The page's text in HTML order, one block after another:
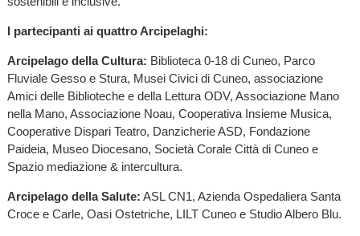
I partecipanti ai quattro Arcipelaghi:
Arcipelago della Cultura: Biblioteca 0-18 di Cuneo, Parco
Fluviale Gesso e Stura, Musei Civici di Cuneo, associazione
Amici delle Biblioteche e della Lettura ODV, Associazione Mano
nella Mano, Associazione Noau, Cooperativa Insieme Musica,
Cooperative Dispari Teatro, Danzicherie ASD, Fondazione
Paideia, Museo Diocesano, Società Corale Città di Cuneo e
Spazio mediazione & intercultura.
Arcipelago della Salute: ASL CN1, Azienda Ospedaliera Santa
Croce e Carle, Oasi Ostetriche, LILT Cuneo e Studio Albero Blu.